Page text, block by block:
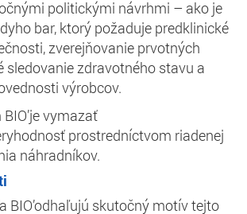
politickými návrhmi – ako je
bar, ktorý požaduje predklinické
zverejňovanie prvotných
sledovanie zdravotného stavu a
výrobcov.
vymazať
prostredníctvom riadenej
náhradníkov.
BIO’odhaľujú skutočný motív tejto